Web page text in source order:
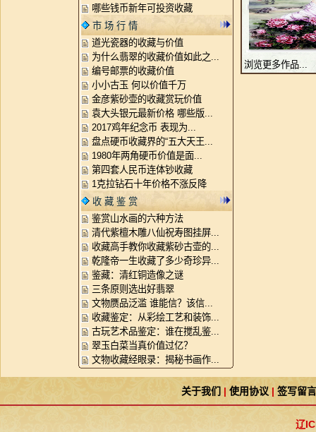
哪些钱币新年可投资收藏
市 场 行 情
道光瓷器的收藏与价值
为什么翡翠的收藏价值如此之...
编号邮票的收藏价值
小小古玉 何以价值千万
金彦紫砂壶的收藏赏玩价值
袁大头银元最新价格 哪些版...
2017鸡年纪念币 表现为...
盘点硬币收藏界的“五大天王...
1980年两角硬币价值是面...
第四套人民币连体钞收藏
1克拉钻石十年价格不涨反降
收 藏 鉴 赏
鉴赏山水画的六种方法
清代紫檀木雕八仙祝寿图挂屏...
收藏高手教你收藏紫砂古壶的...
乾隆帝一生收藏了多少奇珍异...
鉴藏：清红铜造像之谜
三条原则选出好翡翠
文物赝品泛滥 谁能信？该信...
收藏鉴定：从彩绘工艺和装饰...
古玩艺术品鉴定：谁在搅乱鉴...
翠玉白菜当真价值过亿？
文物收藏经眼录：揭秘书画作...
浏览更多作品...
关于我们 | 使用协议 | 签写留言
辽